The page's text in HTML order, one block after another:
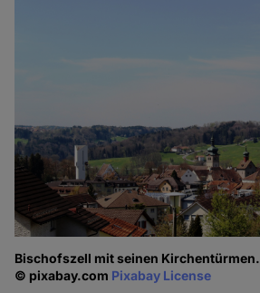
Bischofszell mit seinen Kirchentürmen.
© pixabay.com Pixabay License